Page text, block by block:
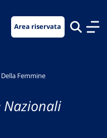
Area riservata
Femmine